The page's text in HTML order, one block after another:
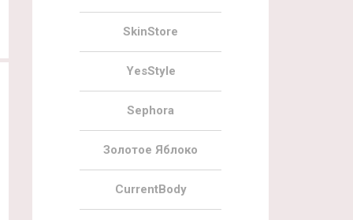
SkinStore
YesStyle
Sephora
Золотое Яблоко
CurrentBody